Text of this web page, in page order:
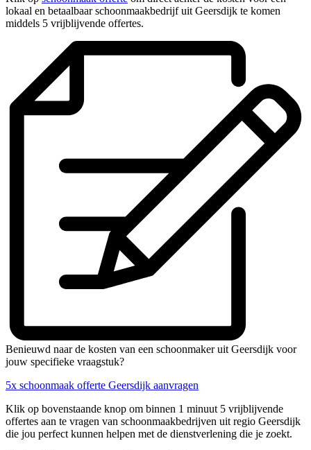
lokaal en betaalbaar schoonmaakbedrijf uit Geersdijk te komen
middels 5 vrijblijvende offertes.
Benieuwd naar de kosten van een schoonmaker uit Geersdijk voor
jouw specifieke vraagstuk?
5x schoonmaak offerte Geersdijk aanvragen
Klik op bovenstaande knop om binnen 1 minuut 5 vrijblijvende
offertes aan te vragen van schoonmaakbedrijven uit regio Geersdijk
die jou perfect kunnen helpen met de dienstverlening die je zoekt.